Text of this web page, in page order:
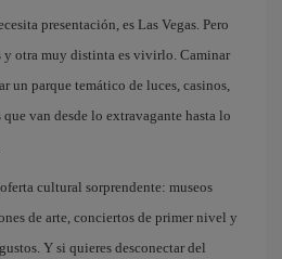
presentación, es Las Vegas. Pero
y otra muy distinta es vivirlo. Caminar
un parque temático de luces, casinos,
van desde lo extravagante hasta lo
cultural sorprendente: museos
de arte, conciertos de primer nivel y
Y si quieres desconectar del